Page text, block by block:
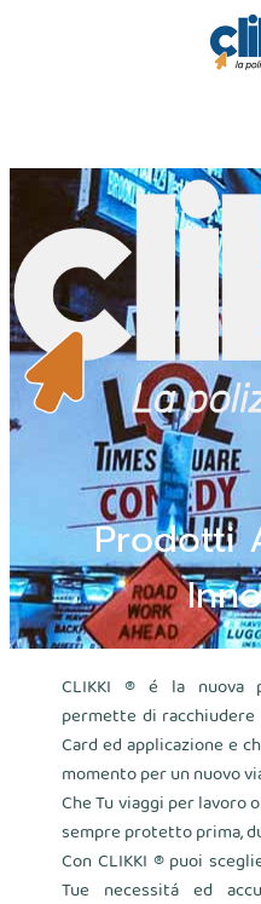
Prodotti
CLIKKI ® é la nuova
permette di racchiudere
Card ed applicazione e
momento per un nuovo
Che Tu viaggi per lavoro
sempre protetto prima,
Con CLIKKI ® puoi
Tue necessitá ed